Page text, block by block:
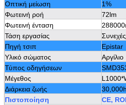
Οπτική μείωση
1%
Φωτεινή ροή
72lm
Φωτεινή ένταση
Τάση εργασίας
Πηγή τσιπ
Epistar
Υλικό σώματος
Αργίλιο
Τύπος οδηγήσεων
Μέγεθος
Διάρκεια ζωής
Πιστοποίηση
CE,